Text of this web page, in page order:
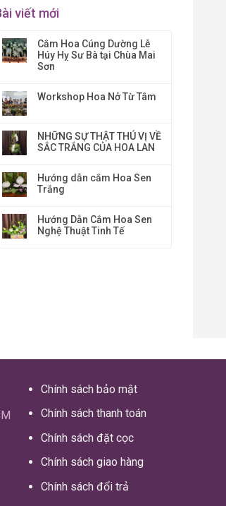
viết mới
Cắm Hoa Cúng Dường Lễ
Húy Hỵ Sư Bà tại Chùa Mai
Sơn
Workshop Hoa Nở Từ Tâm
NHỮNG SỰ THẬT THÚ VỊ VỀ
SẮC TRẮNG CỦA HOA LAN
Hướng dẫn cắm Hoa Sen
Trắng
Hướng Dẫn Cắm Hoa Sen
Nghệ Thuật Tinh Tế
Chính sách bảo mật
Chính sách thanh toán
Chính sách đặt cọc
Chính sách giao hàng
Chính sách đổi trả